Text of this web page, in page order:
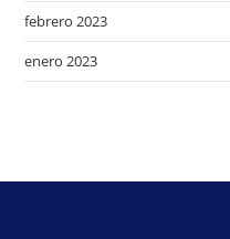
febrero 2023
enero 2023